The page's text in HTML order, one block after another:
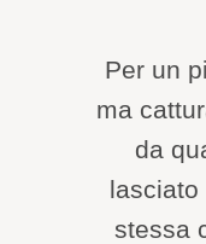
Per un
ma
da
lasciato
stessa